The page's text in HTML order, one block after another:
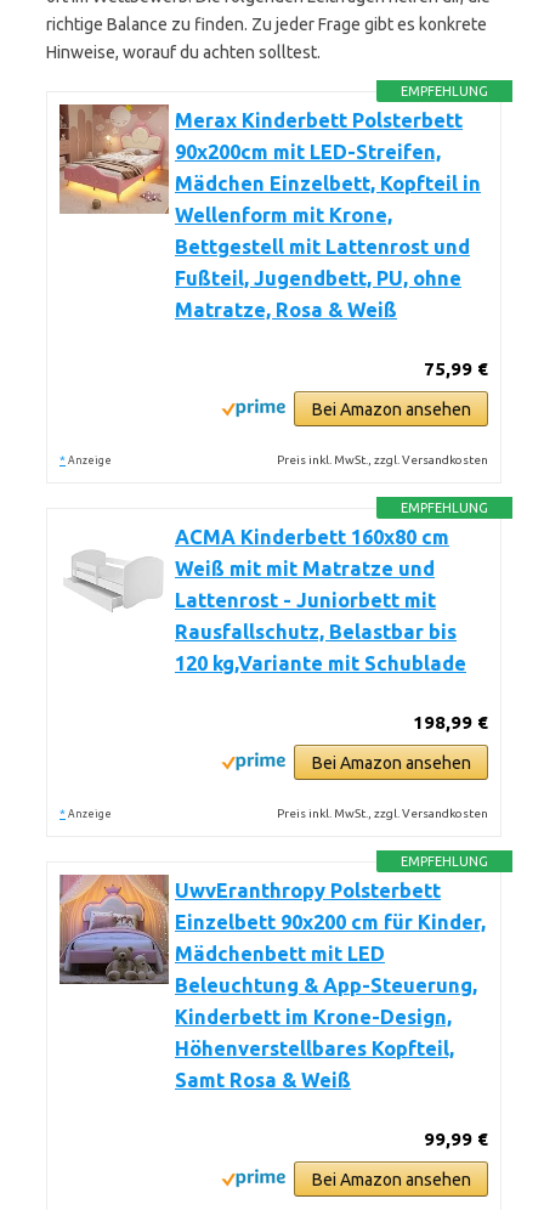
richtige Balance zu finden. Zu jeder Frage gibt es konkrete
Hinweise, worauf du achten solltest.
EMPFEHLUNG
Merax Kinderbett Polsterbett
90x200cm mit LED-Streifen,
Mädchen Einzelbett, Kopfteil in
Wellenform mit Krone,
Bettgestell mit Lattenrost und
Fußteil, Jugendbett, PU, ohne
Matratze, Rosa & Weiß
75,99 €
Bei Amazon ansehen
* Anzeige Preis inkl. MwSt., zzgl. Versandkosten
EMPFEHLUNG
ACMA Kinderbett 160x80 cm
Weiß mit mit Matratze und
Lattenrost - Juniorbett mit
Rausfallschutz, Belastbar bis
120 kg,Variante mit Schublade
198,99 €
Bei Amazon ansehen
* Anzeige Preis inkl. MwSt., zzgl. Versandkosten
EMPFEHLUNG
UwvEranthropy Polsterbett
Einzelbett 90x200 cm für Kinder,
Mädchenbett mit LED
Beleuchtung & App-Steuerung,
Kinderbett im Krone-Design,
Höhenverstellbares Kopfteil,
Samt Rosa & Weiß
99,99 €
Bei Amazon ansehen